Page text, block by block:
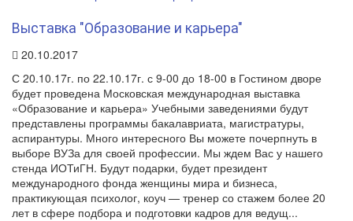
Выставка "Образование и карьера"
20.10.2017
С 20.10.17г. по 22.10.17г. с 9-00 до 18-00 в Гостином дворе
будет проведена Московская международная выставка
«Образование и карьера» Учебными заведениями будут
представлены программы бакалавриата, магистратуры,
аспирантуры. Много интересного Вы можете почерпнуть в
выборе ВУЗа для своей профессии. Мы ждем Вас у нашего
стенда ИОТиГН. Будут подарки, будет президент
международного фонда женщины мира и бизнеса,
практикующая психолог, коуч — тренер со стажем более 20
лет в сфере подбора и подготовки кадров для ведущ...